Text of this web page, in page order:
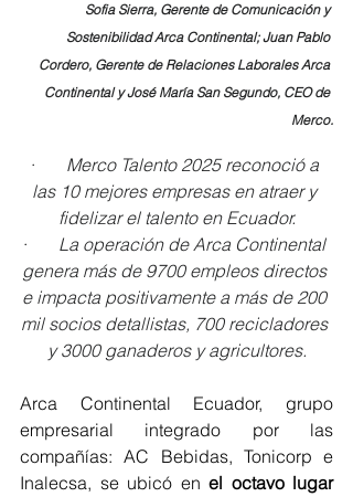
Sofia Sierra, Gerente de Comunicación y
Sostenibilidad Arca Continental; Juan Pablo
Cordero, Gerente de Relaciones Laborales Arca
Continental y José María San Segundo, CEO de
Merco.
· Merco Talento 2025 reconoció a
las 10 mejores empresas en atraer y
fidelizar el talento en Ecuador.
· La operación de Arca Continental
genera más de 9700 empleos directos
e impacta positivamente a más de 200
mil socios detallistas, 700 recicladores
y 3000 ganaderos y agricultores.
Arca Continental Ecuador, grupo
empresarial integrado por las
compañías: AC Bebidas, Tonicorp e
Inalecsa, se ubicó en el octavo lugar